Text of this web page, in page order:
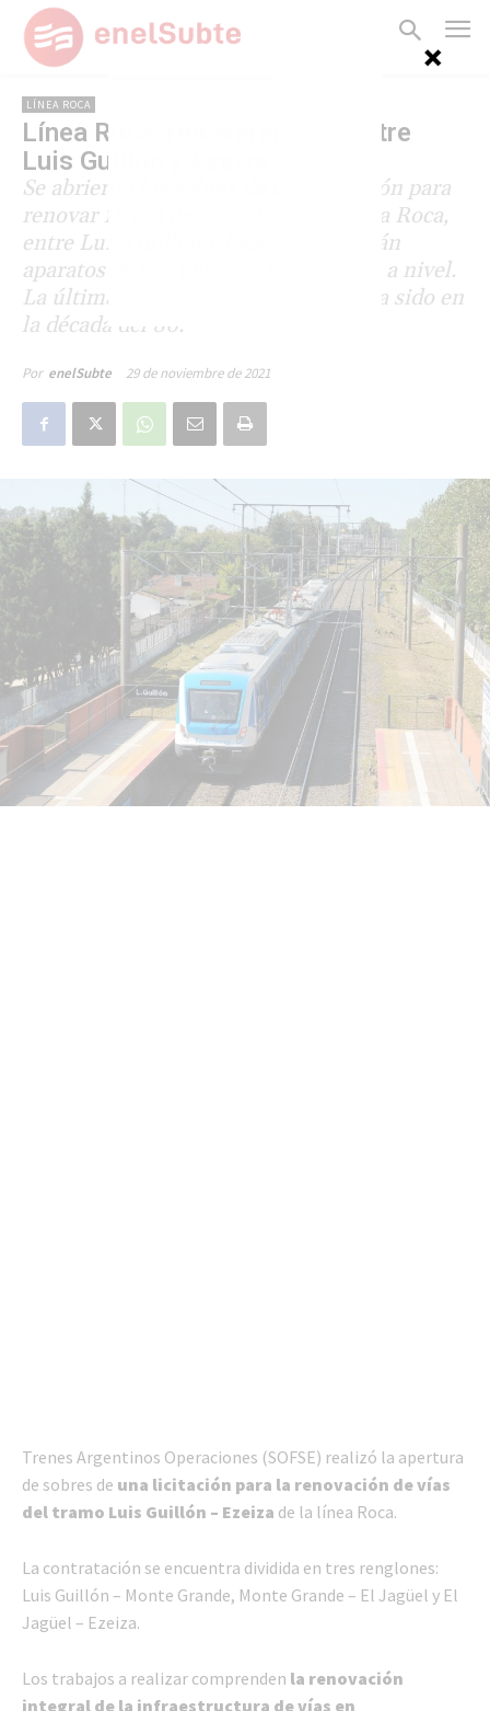
LÍNEA ROCA
Línea Roca: renovarán vías entre
Luis Guillón y Ezeiza
Se abrieron los sobres de una licitación para
renovar 10 km de vía doble de la línea Roca,
entre Luis Guillón y Ezeiza. Adecuarán
aparatos de vía, obras de arte y pasos a nivel.
La última renovación del sector había sido en
la década del 80.
Por enelSubte 29 de noviembre de 2021
Trenes Argentinos Operaciones (SOFSE) realizó la apertura
de sobres de una licitación para la renovación de vías
del tramo Luis Guillón – Ezeiza de la línea Roca.
La contratación se encuentra dividida en tres renglones:
Luis Guillón – Monte Grande, Monte Grande – El Jagüel y El
Jagüel – Ezeiza.
Los trabajos a realizar comprenden la renovación
integral de la infraestructura de vías en